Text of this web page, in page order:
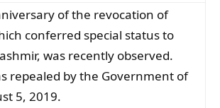
of the revocation of
conferred special status to
was recently observed.
repealed by the Government of
5, 2019.